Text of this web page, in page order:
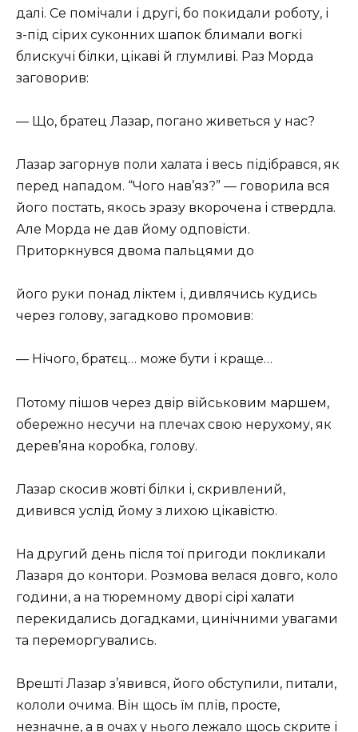
далі. Се помічали і другі, бо покидали роботу, і
з-під сірих суконних шапок блимали вогкі
блискучі білки, цікаві й глумливі. Раз Морда
заговорив:
— Що, братец Лазар, погано живеться у нас?
Лазар загорнув поли халата і весь підібрався, як
перед нападом. “Чого нав’яз?” — говорила вся
його постать, якось зразу вкорочена і ствердла.
Але Морда не дав йому одповісти.
Приторкнувся двома пальцями до
його руки понад ліктем і, дивлячись кудись
через голову, загадково промовив:
— Нічого, братєц… може бути і краще…
Потому пішов через двір військовим маршем,
обережно несучи на плечах свою нерухому, як
дерев’яна коробка, голову.
Лазар скосив жовті білки і, скривлений,
дивився услід йому з лихою цікавістю.
На другий день після тої пригоди покликали
Лазаря до контори. Розмова велася довго, коло
години, а на тюремному дворі сірі халати
перекидались догадками, цинічними увагами
та переморгувались.
Врешті Лазар з’явився, його обступили, питали,
кололи очима. Він щось їм плів, просте,
незначне, а в очах у нього лежало щось скрите і